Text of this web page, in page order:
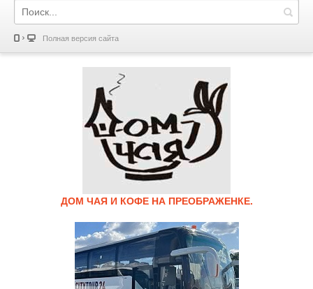
Полная версия сайта
ДОМ ЧАЯ И КОФЕ НА ПРЕОБРАЖЕНКЕ.